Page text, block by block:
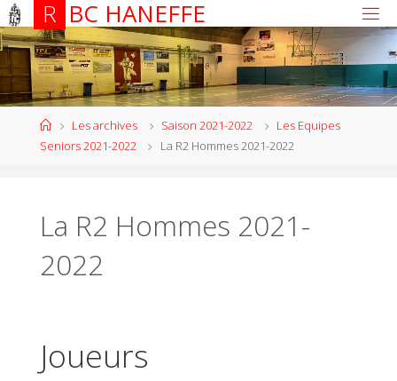
R BC HANEFFE
Les archives Saison 2021-2022
Les Equipes
Seniors 2021-2022
La R2 Hommes 2021-2022
La R2 Hommes 2021-
2022
Joueurs